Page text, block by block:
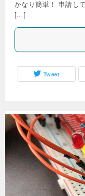
かなり簡単！ 申請し
[…]
Tweet